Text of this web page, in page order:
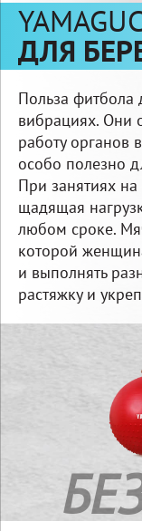
ДЛЯ
Польза фитбола
вибрациях. Они
работу органов
особо полезно
При занятиях
щадящая
любом сроке.
которой
и выполнять
растяжку и